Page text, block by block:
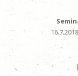
16.7.2018